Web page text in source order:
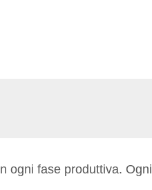
ogni fase produttiva. Ogni